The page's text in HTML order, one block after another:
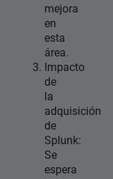
mejora
en
esta
área.
Impacto
de
la
adquisición
de
Splunk:
Se
espera